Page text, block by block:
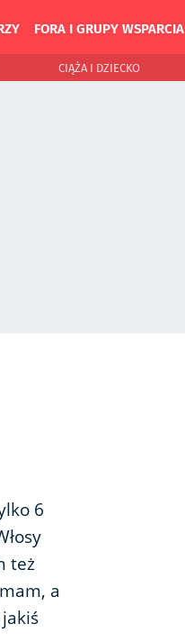
FORA I GRUPY WSPARCIA
CIĄŻA I DZIECKO
6
też
a